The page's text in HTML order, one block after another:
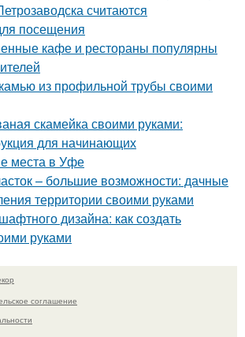
считаются
посещения
кафе и рестораны популярны
из профильной трубы своими
скамейка своими руками:
для начинающих
места в Уфе
– большие возможности: дачные
территории своими руками
дизайна: как создать
руками
соглашение